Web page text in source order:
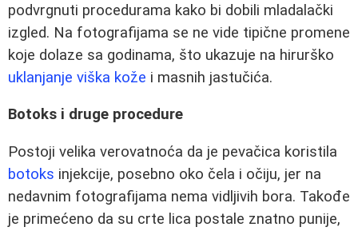
podvrgnuti procedurama kako bi dobili mladalački
izgled. Na fotografijama se ne vide tipične promene
koje dolaze sa godinama, što ukazuje na hirurško
uklanjanje viška kože i masnih jastučića.
Botoks i druge procedure
Postoji velika verovatnoća da je pevačica koristila
botoks injekcije, posebno oko čela i očiju, jer na
nedavnim fotografijama nema vidljivih bora. Takođe
je primećeno da su crte lica postale znatno punije,